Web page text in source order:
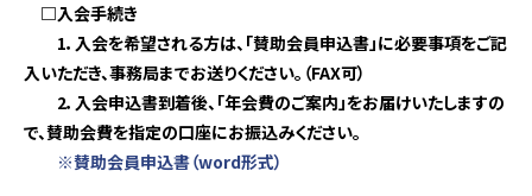
□入会手続き
1．入会を希望される方は、「賛助会員申込書」に必要事項をご記
入いただき、事務局までお送りください。（FAX可）
2．入会申込書到着後、「年会費のご案内」をお届けいたしますの
で、賛助会費を指定の口座にお振込みください。
※賛助会員申込書（word形式）